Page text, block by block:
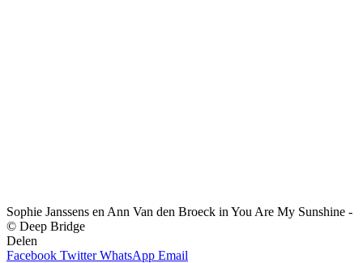
Sophie Janssens en Ann Van den Broeck in You Are My Sunshine -
© Deep Bridge
Delen
Facebook Twitter WhatsApp Email